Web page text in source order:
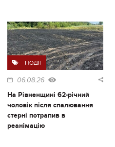
ПОДІЇ
06.08.26
На Рівненщині 62-річний
чоловік після спалювання
стерні потрапив в
реанімацію